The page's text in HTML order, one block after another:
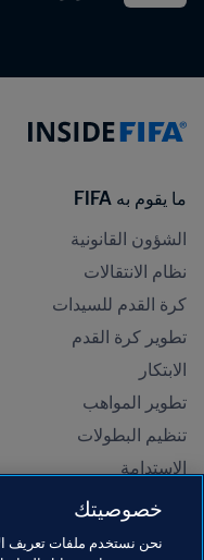
ما يقوم به FIFA
الشؤون القانونية
نظام الانتقالات
كرة القدم للسيدات
تطوير كرة القدم
الابتكار
تطوير المواهب
تنظيم البطولات
الاستدامة
حقوق الإنسان ومناهضة
خصوصيتك
نحن نستخدم ملفات تعريف